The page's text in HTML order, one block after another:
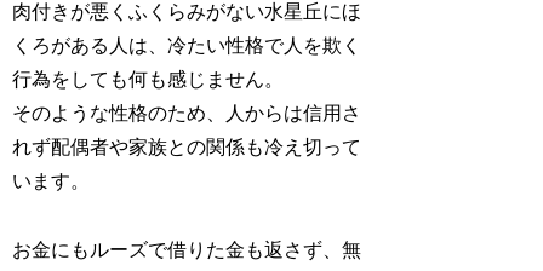
肉付きが悪くふくらみがない水星丘にほ
くろがある人は、冷たい性格で人を欺く
行為をしても何も感じません。
そのような性格のため、人からは信用さ
れず配偶者や家族との関係も冷え切って
います。
お金にもルーズで借りた金も返さず、無